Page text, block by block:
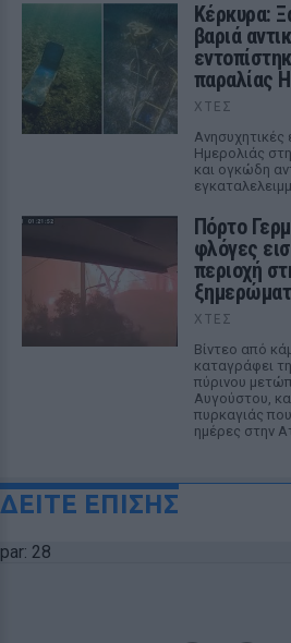
Κέρκυρα:
βαριά
παραλίας
ΧΤΕΣ
Ανησυχητικές
Ημερολιάς
και ογκώδη
Πόρτο
φλόγες
περιοχή
ΧΤΕΣ
Βίντεο από
καταγράφει
πύρινου
Αυγούστου,
πυρκαγιάς
ημέρες στην
ΔΕΙΤΕ ΕΠΙΣΗΣ
par: 28